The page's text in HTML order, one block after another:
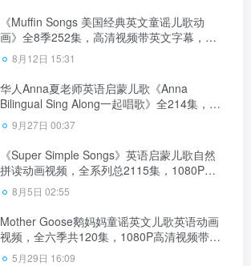
《Muffin Songs 美国经典英文童谣儿歌动
画》全8季252集，高清视频带英文字幕，百
度云网盘下载！
8月12日 15:31
华人Anna夏老师英语启蒙儿歌《Anna
Bilingual Sing Along一起唱歌》全214集，高
清视频中带英文字幕，百度云网盘下载！
9月27日 00:37
《Super Simple Songs》英语启蒙儿歌自然
拼读动画视频，全系列总2115集，1080P高
清视频带英文字幕，百度云网盘下载！
8月5日 02:55
Mother Goose鹅妈妈童谣英文儿歌英语动画
视频，全六季共120集，1080P高清视频带英
文字幕，百度云网盘下载
5月29日 16:09